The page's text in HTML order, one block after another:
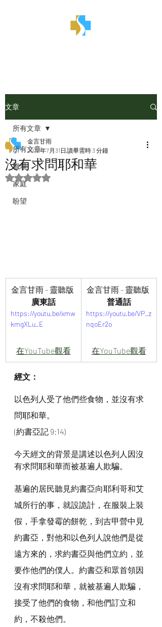
文章
所有文章
職場
家庭
盼望
所有文章
沒有求問耶和華
金言甘雨
2022年7月31日 讀畢需時 3 分鐘
評等為 NaN（最高為 5 顆星）。
金言甘雨 - 靈聽版
廣東話
https://youtu.be/xmw
kmgXLu_E
在YouTube觀看
金言甘雨 - 靈聽版
普通話
https://youtu.be/VP_z
nqoEr2o
在YouTube觀看
經文：
以色列人受了他們些食物，並沒有求
問耶和華。
(約書亞記 9:14)
今天經文的背景是講述以色列人因沒
有求問耶和華而被基遍人欺騙。
基遍的居民聽見約書亞向耶利哥和艾
城所行的事，就設詭計，在服裝上裝
假，手拿發霉的餅乾，到吉甲營中見
約書亞，對他和以色列人說他們是從
遠方來的，求約書亞與他們立約，並
要作他們的僕人。約書亞和眾首領因
沒有求問耶和華，就被基遍人欺騙，
接受了他們的食物，和他們訂立和
約，不殺他們。